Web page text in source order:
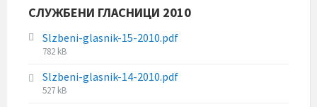
:i
e
l
s
i
e
:
СЛУЖБЕНИ ГЛАСНИЦИ 2010
Slzbeni-glasnik-15-2010.pdf
F
l
e
782 kB
Slzbeni-glasnik-14-2010.pdf
F
527 kB